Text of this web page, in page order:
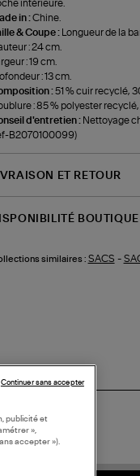
intérieure.
in :Chine.
& Coupe :
Longueur de la
: 24 cm.
: 19 cm.
: 13 cm.
:51 % cuir recyclé,
: 85 % polyester recyclé,
d'entretien : Nettoyage
B2070100099)
ET RETOUR
BOUTIQUE
similaires : SACS -
publicité et
»,
accepter »).
Continuer sans accepter